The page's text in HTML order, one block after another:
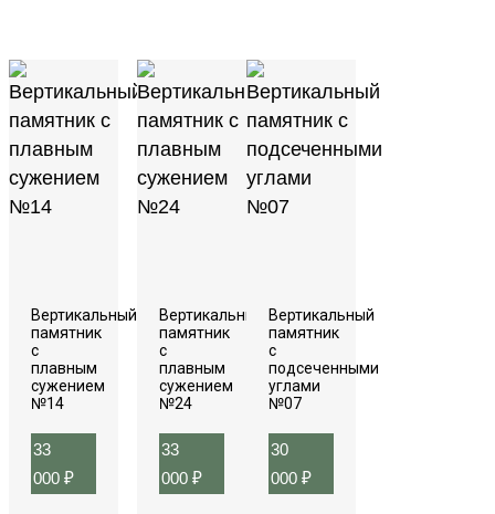
Вертикальный
памятник
с
плавным
сужением
№14
33
000 ₽
Вертикальный
памятник
с
плавным
сужением
№24
33
000 ₽
Вертикальный
памятник
с
подсеченными
углами
№07
30
000 ₽